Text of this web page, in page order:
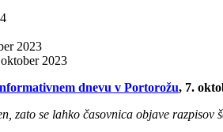
2023
2023
dnevu v Portorožu, 7.
zato se lahko časovnica objave razpisov